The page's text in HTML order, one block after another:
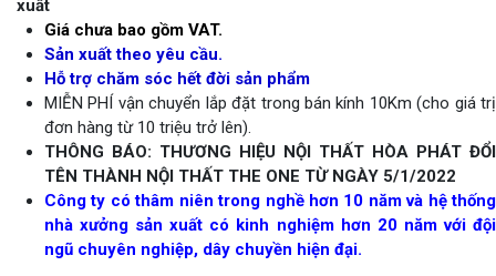
xuất
Giá chưa bao gồm VAT.
Sản xuất theo yêu cầu.
Hỗ trợ chăm sóc hết đời sản phẩm
MIỄN PHÍ vận chuyển lắp đặt trong bán kính 10Km (cho giá trị
đơn hàng từ 10 triệu trở lên).
THÔNG BÁO: THƯƠNG HIỆU NỘI THẤT HÒA PHÁT ĐỔI
TÊN THÀNH NỘI THẤT THE ONE TỪ NGÀY 5/1/2022
Công ty có thâm niên trong nghề hơn 10 năm và hệ thống
nhà xưởng sản xuất có kinh nghiệm hơn 20 năm với đội
ngũ chuyên nghiệp, dây chuyền hiện đại.